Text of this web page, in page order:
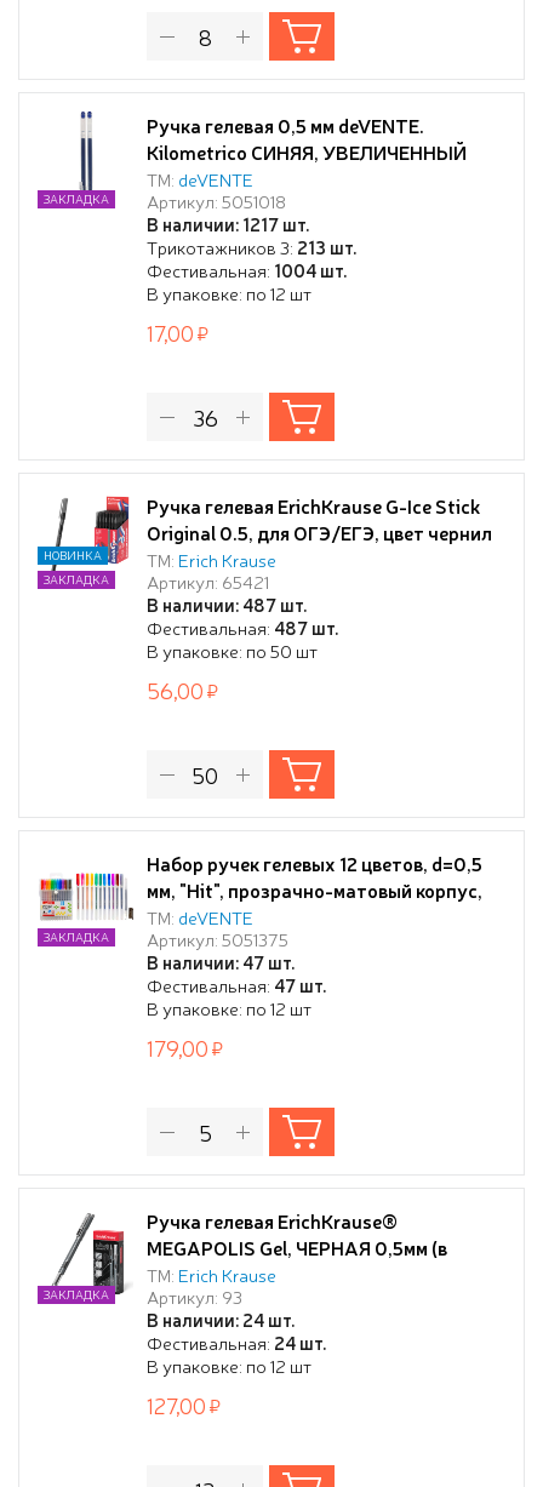
Ручка гелевая 0,5 мм deVENTE.
Kilometrico СИНЯЯ, УВЕЛИЧЕННЫЙ
объём чернил, длина 1200 м,
прозрачный корпус,
ТМ: deVENTE
Артикул: 5051018
В наличии: 1217 шт.
Трикотажников 3: 213 шт.
Фестивальная: 1004 шт.
В упаковке: по 12 шт
ЗАКЛАДКА
17,00
Ручка гелевая ErichKrause G-Ice Stick
Original 0.5, для ОГЭ/ЕГЭ, цвет чернил
черный (в коробке по 50 шт.)
ТМ: Erich Krause
Артикул: 65421
В наличии: 487 шт.
Фестивальная: 487 шт.
В упаковке: по 50 шт
НОВИНКА
ЗАКЛАДКА
56,00
Набор ручек гелевых 12 цветов, d=0,5
мм, "Hit", прозрачно-матовый корпус,
сменный стержень, в пластиковом
блистере
ТМ: deVENTE
Артикул: 5051375
В наличии: 47 шт.
Фестивальная: 47 шт.
В упаковке: по 12 шт
ЗАКЛАДКА
179,00
Ручка гелевая ErichKrause®
MEGAPOLIS Gel, ЧЕРНАЯ 0,5мм (в
коробке)
ТМ: Erich Krause
Артикул: 93
В наличии: 24 шт.
Фестивальная: 24 шт.
В упаковке: по 12 шт
ЗАКЛАДКА
127,00